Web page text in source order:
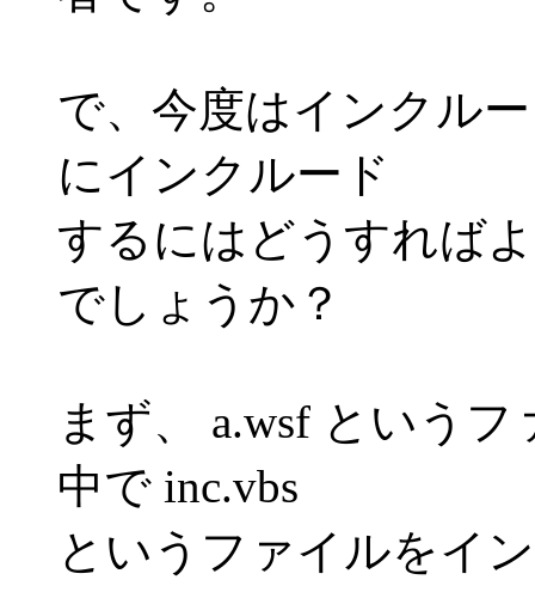
で、今度はインクル
にインクルード
するにはどうすれば
でしょうか？
まず、 a.wsf という
中で inc.vbs
というファイルをイ